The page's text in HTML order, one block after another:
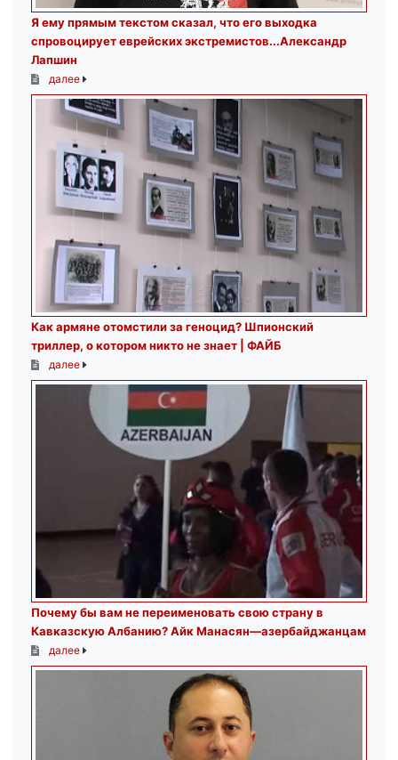
Я ему прямым текстом сказал, что его выходка
спровоцирует еврейских экстремистов...Александр
Лапшин
далее
Как армяне отомстили за геноцид? Шпионский
триллер, о котором никто не знает | ФАЙБ
далее
Почему бы вам не переименовать свою страну в
Кавказскую Албанию? Айк Манасян—азербайджанцам
далее